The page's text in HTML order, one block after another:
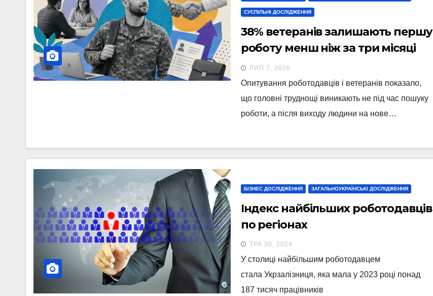
СУСПІЛЬНІ ДОСЛІДЖЕННЯ
38% ветеранів залишають першу
роботу менш ніж за три місяці
після працевлаштування, —
дослідження
ЛИП 7, 2026
Опитування роботодавців і ветеранів показало,
що головні труднощі виникають не під час пошуку
роботи, а після виходу людини на нове…
БІЗНЕС ДОСЛІДЖЕННЯ ЗАГАЛЬНОУКРАЇНСЬКІ ДОСЛІДЖЕННЯ
Індекс найбільших роботодавців
по регіонах
ТРА 30, 2024
У столиці найбільшим роботодавцем
стала Укрзалізниця, яка мала у 2023 році понад
187 тисяч працівників